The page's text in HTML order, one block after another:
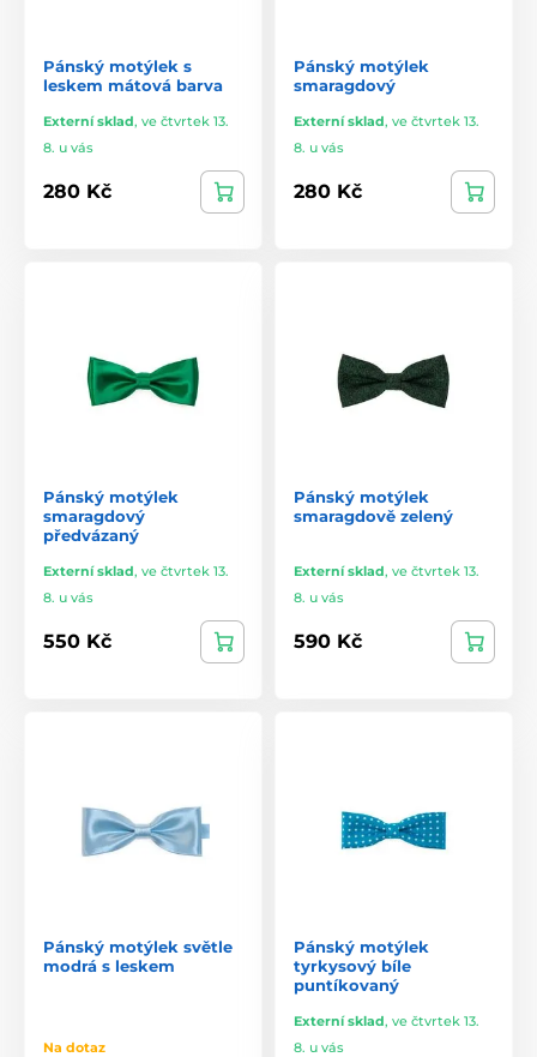
Pánský motýlek s
leskem mátová barva
Externí sklad, ve čtvrtek 13.
8. u vás
280 Kč
Pánský motýlek
smaragdový
Externí sklad, ve čtvrtek 13.
8. u vás
280 Kč
Pánský motýlek
smaragdový
předvázaný
Externí sklad, ve čtvrtek 13.
8. u vás
550 Kč
Pánský motýlek
smaragdově zelený
Externí sklad, ve čtvrtek 13.
8. u vás
590 Kč
Pánský motýlek světle
modrá s leskem
Na dotaz
Pánský motýlek
tyrkysový bíle
puntíkovaný
Externí sklad, ve čtvrtek 13.
8. u vás